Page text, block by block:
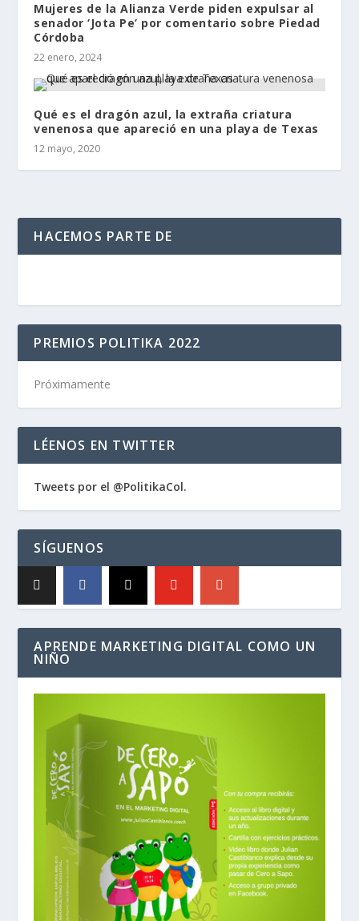
Mujeres de la Alianza Verde piden expulsar al
senador ‘Jota Pe’ por comentario sobre Piedad
Córdoba
22 enero, 2024
Qué es el dragón azul, la extraña criatura
venenosa que apareció en una playa de Texas
12 mayo, 2020
HACEMOS PARTE DE
PREMIOS POLITIKA 2022
Próximamente
LÉENOS EN TWITTER
Tweets por el @PolitikaCol.
SÍGUENOS
APRENDE MARKETING DIGITAL COMO UN
NIÑO